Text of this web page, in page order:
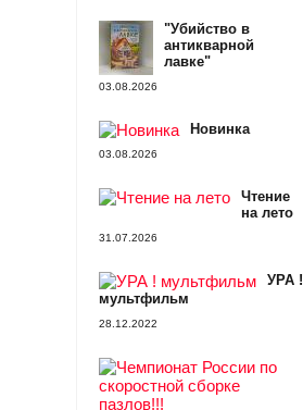
"Убийство в
антикварной
лавке"
03.08.2026
Новинка
03.08.2026
Чтение
на лето
31.07.2026
УРА !
мультфильм
28.12.2022